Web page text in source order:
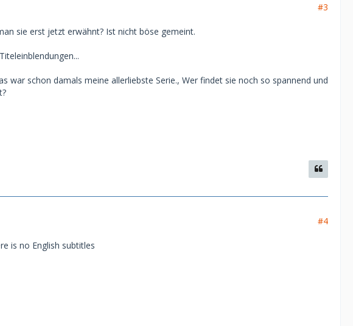
#3
sie erst jetzt erwähnt? Ist nicht böse gemeint.
war schon damals meine allerliebste Serie., Wer findet sie noch so spannend und
#4
is no English subtitles